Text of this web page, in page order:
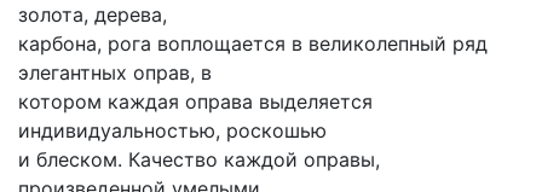
золота, дерева,
карбона, рога воплощается в великолепный ряд
элегантных оправ, в
котором каждая оправа выделяется
индивидуальностью, роскошью
и блеском. Качество каждой оправы,